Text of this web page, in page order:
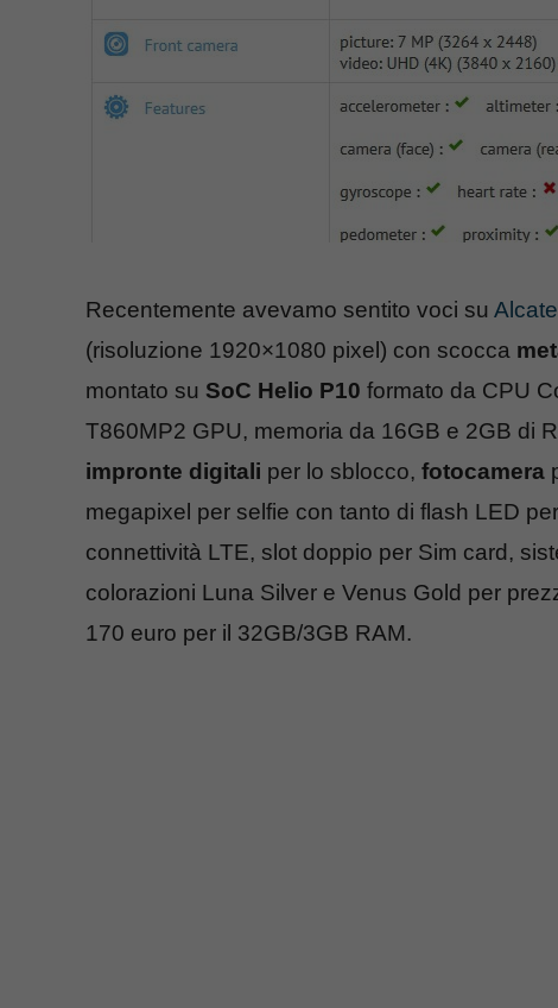
Recentemente avevamo sentito voci su
(risoluzione 1920×1080 pixel) con scocca
montato su SoC Helio P10 formato da CPU
T860MP2 GPU, memoria da 16GB e 2GB di
impronte digitali per lo sblocco, fotocamera
megapixel per selfie con tanto di flash LED
connettività LTE, slot doppio per Sim card,
colorazioni Luna Silver e Venus Gold per
170 euro per il 32GB/3GB RAM.